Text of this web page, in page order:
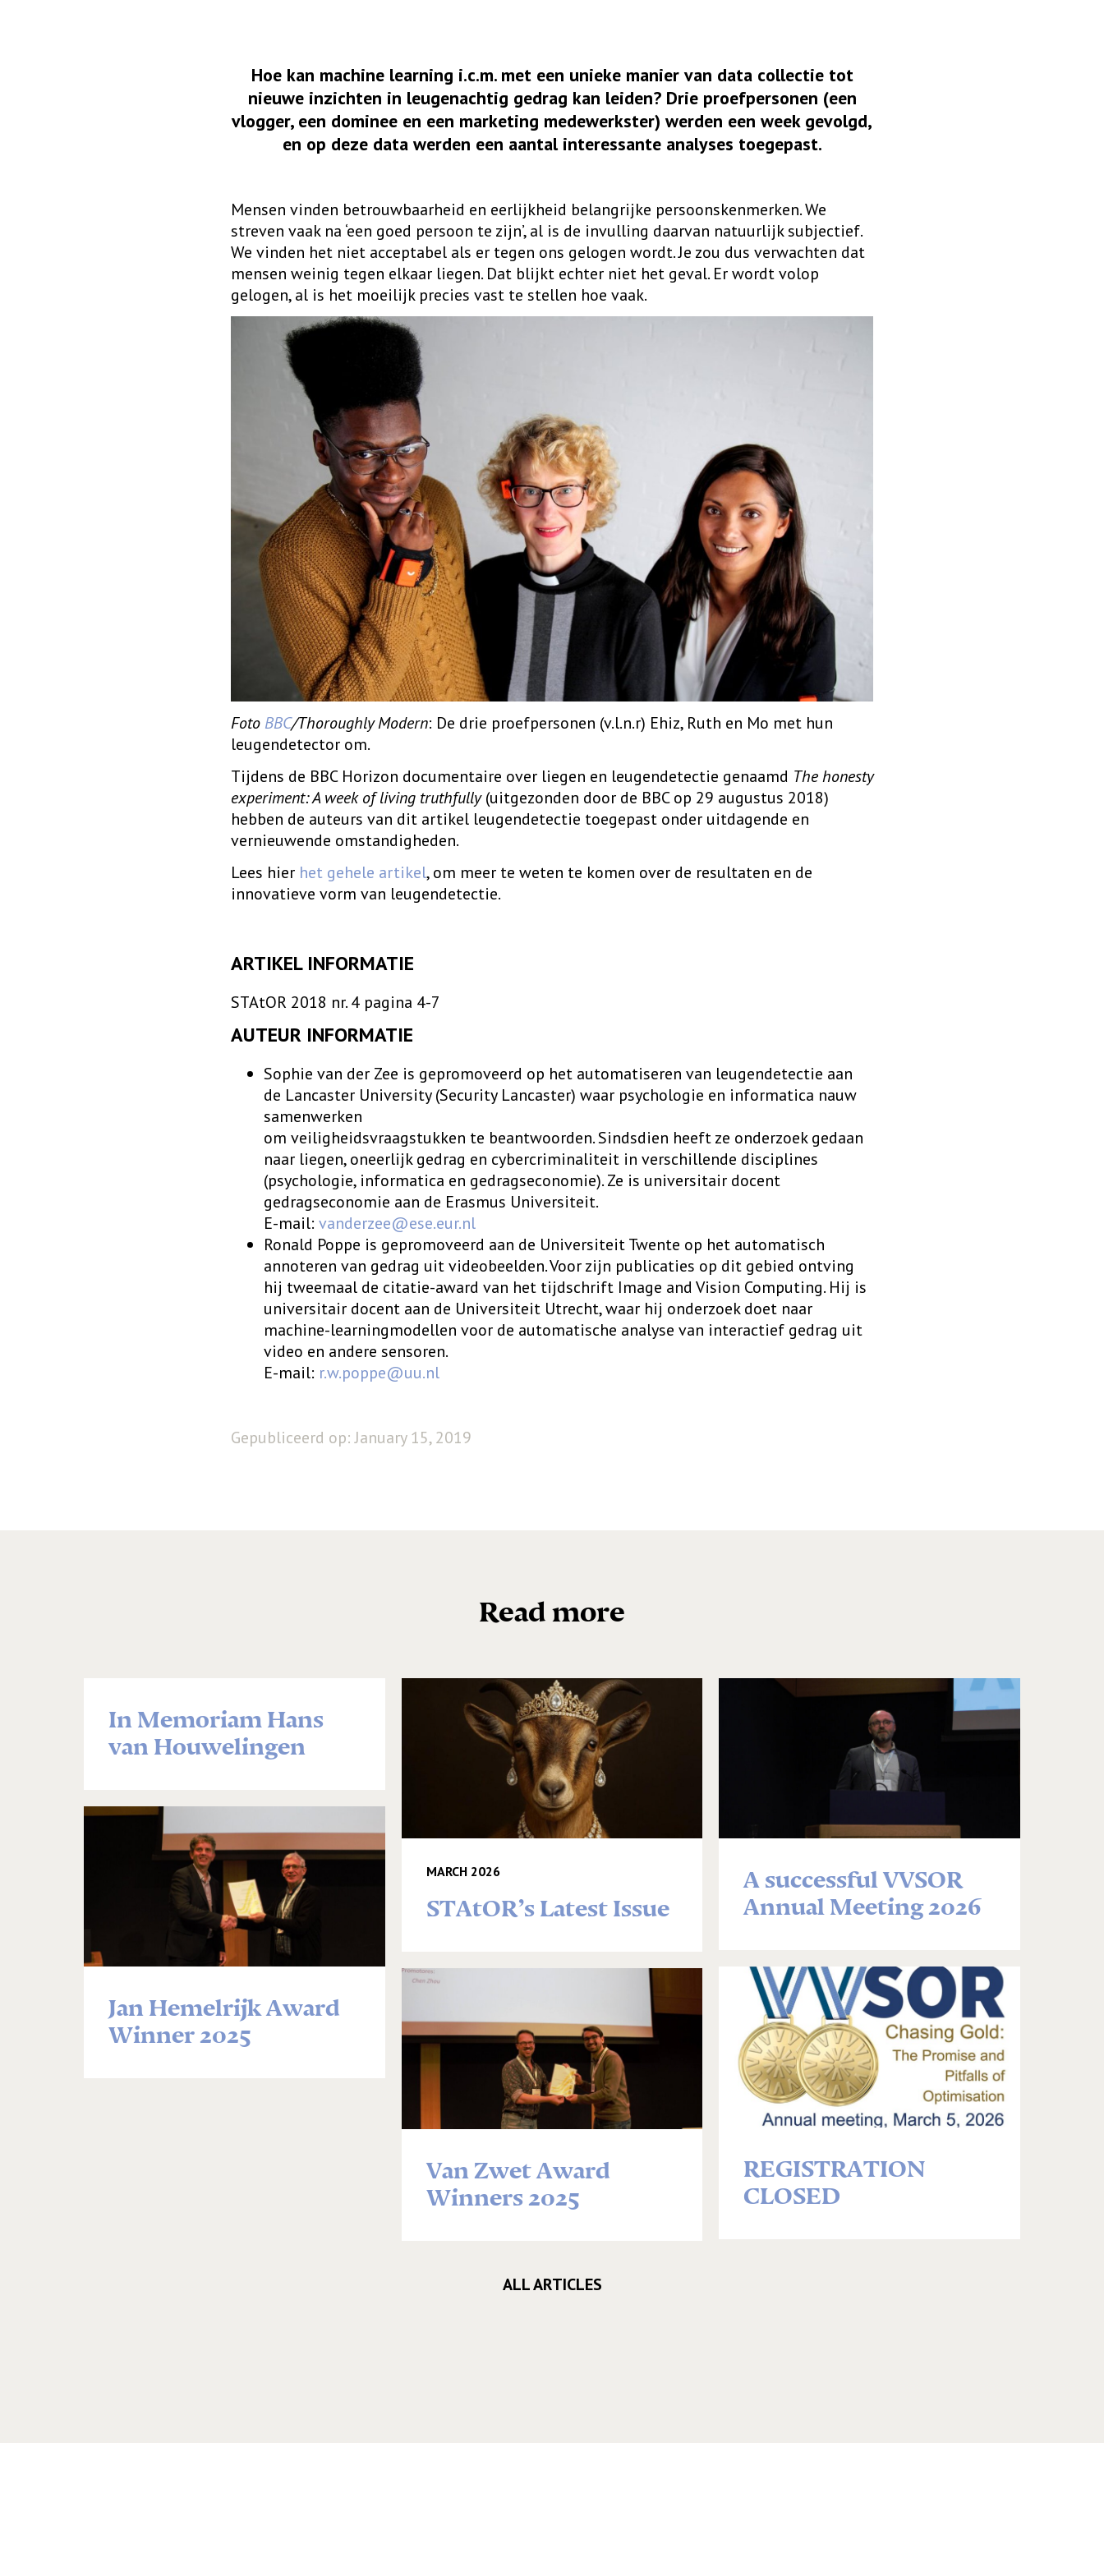
Hoe kan machine learning i.c.m. met een unieke manier van data collectie tot
nieuwe inzichten in leugenachtig gedrag kan leiden? Drie proefpersonen (een
vlogger, een dominee en een marketing medewerkster) werden een week gevolgd,
en op deze data werden een aantal interessante analyses toegepast.
Mensen vinden betrouwbaarheid en eerlijkheid belangrijke persoonskenmerken. We
streven vaak na ‘een goed persoon te zijn’, al is de invulling daarvan natuurlijk subjectief.
We vinden het niet acceptabel als er tegen ons gelogen wordt. Je zou dus verwachten dat
mensen weinig tegen elkaar liegen. Dat blijkt echter niet het geval. Er wordt volop
gelogen, al is het moeilijk precies vast te stellen hoe vaak.
Foto BBC/Thoroughly Modern: De drie proefpersonen (v.l.n.r) Ehiz, Ruth en Mo met hun
leugendetector om.
Tijdens de BBC Horizon documentaire over liegen en leugendetectie genaamd The honesty
experiment: A week of living truthfully(uitgezonden door de BBC op 29 augustus 2018)
hebben de auteurs van dit artikel leugendetectie toegepast onder uitdagende en
vernieuwende omstandigheden.
Lees hier het gehele artikel, om meer te weten te komen over de resultaten en de
innovatieve vorm van leugendetectie.
ARTIKEL INFORMATIE
STAtOR 2018 nr. 4 pagina 4-7
AUTEUR INFORMATIE
Sophie van der Zee is gepromoveerd op het automatiseren van leugendetectie aan
de Lancaster University (Security Lancaster) waar psychologie en informatica nauw
samenwerken
om veiligheidsvraagstukken te beantwoorden. Sindsdien heeft ze onderzoek gedaan
naar liegen, oneerlijk gedrag en cybercriminaliteit in verschillende disciplines
(psychologie, informatica en gedragseconomie). Ze is universitair docent
gedragseconomie aan de Erasmus Universiteit.
E-mail: vanderzee@ese.eur.nl
Ronald Poppe is gepromoveerd aan de Universiteit Twente op het automatisch
annoteren van gedrag uit videobeelden. Voor zijn publicaties op dit gebied ontving
hij tweemaal de citatie-award van het tijdschrift Image and Vision Computing. Hij is
universitair docent aan de Universiteit Utrecht, waar hij onderzoek doet naar
machine-learningmodellen voor de automatische analyse van interactief gedrag uit
video en andere sensoren.
E-mail: r.w.poppe@uu.nl
Gepubliceerd op: January 15, 2019
Read more
In Memoriam Hans
van Houwelingen
Jan Hemelrijk Award
Winner 2025
MARCH 2026
STAtOR’s Latest Issue
Van Zwet Award
Winners 2025
A successful VVSOR
Annual Meeting 2026
REGISTRATION
CLOSED
ALL ARTICLES